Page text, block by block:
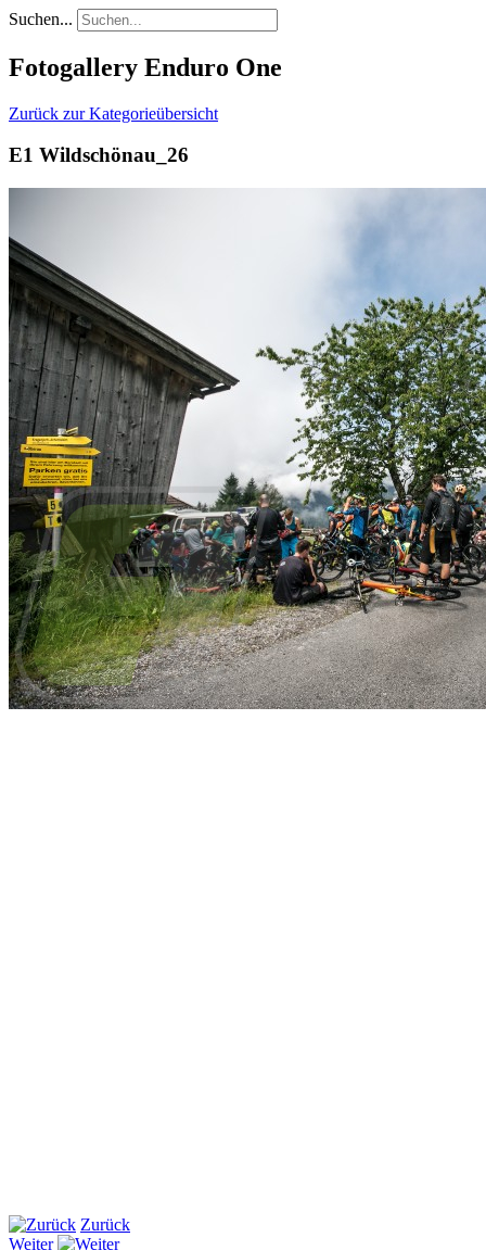
Suchen...
Fotogallery Enduro One
Zurück zur Kategorieübersicht
E1 Wildschönau_26
Zurück
Weiter